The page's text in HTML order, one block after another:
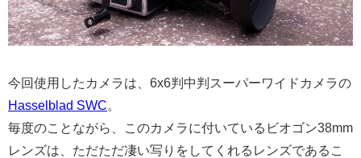
今回使用したカメラは、6x6判中判スーパーワイドカメラの
Hasselblad SWC。
毎度のことながら、このカメラに付いているビオゴン38mm
レンズは、ただただ凄い写りをしてくれるレンズであるこ